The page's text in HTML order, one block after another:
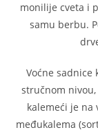
monilije cveta i
samu berbu.
Voćne sadnice
stručnom
kalemeći je na
međukalema